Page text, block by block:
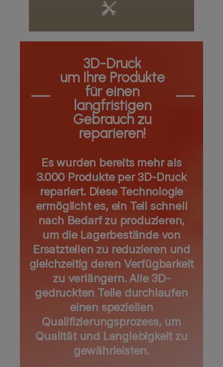
3D-Druck
um Ihre Produkte
für einen
langfristigen
Gebrauch zu
reparieren!
Es wurden bereits mehr als
3.000 Produkte per 3D-Druck
repariert. Diese Technologie
ermöglicht es, ein Teil schnell
nach Bedarf zu produzieren,
um die Lagerbestände von
Ersatzteilen zu reduzieren und
gleichzeitig deren Verfügbarkeit
zu verlängern. Alle 3D-
gedruckten Teile durchlaufen
einen speziellen
Qualifizierungsprozess, um
Qualität und Langlebigkeit zu
gewährleisten.